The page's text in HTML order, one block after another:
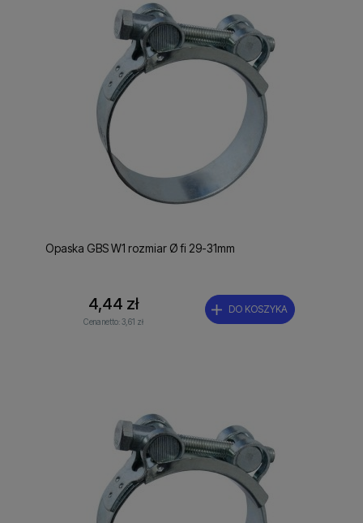
Opaska GBS W1 rozmiar Ø fi 29-31mm
4,44 zł
Cena netto:3,61 zł
DO KOSZYKA